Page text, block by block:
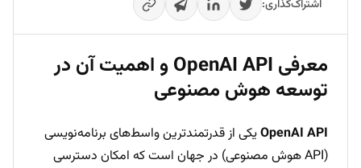
اشتراک‌گذاری:
معرفی OpenAI API و اهمیت آن در
توسعه هوش مصنوعی
OpenAI APIیکی از قدرتمندترین واسط‌های برنامه‌نویسی
(API هوش مصنوعی) در جهان است که امکان دسترسی